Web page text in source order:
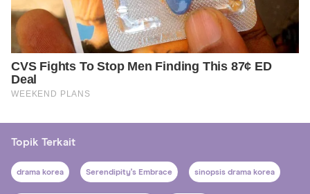
Topik Terkait
drama korea Serendipity's Embrace sinopsis drama korea